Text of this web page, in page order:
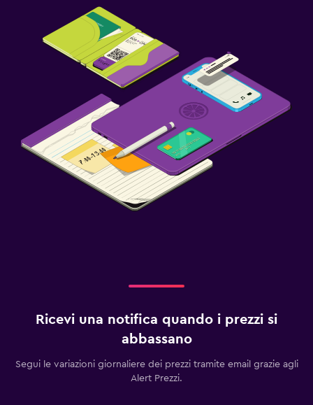
Ricevi una notifica quando i prezzi si
abbassano
Segui le variazioni giornaliere dei prezzi tramite email grazie agli
Alert Prezzi.